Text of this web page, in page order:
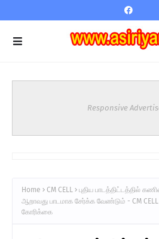
Responsive
Home CM CELL
புதிய பாடத்திட்டத்தில்
ஆறாவது பாடமாக சேர்க்க வேண்டும் - CM
கோரிக்கை